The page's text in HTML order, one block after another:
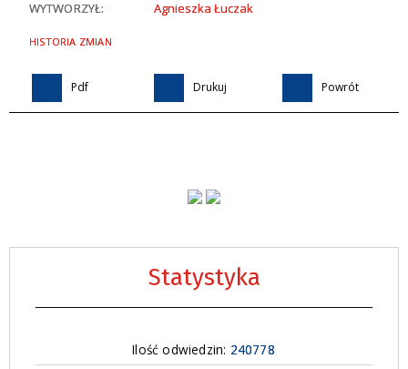
Statystyka
Ilość odwiedzin: 240778
WYTWORZYŁ:
Agnieszka Łuczak
HISTORIA ZMIAN
Pdf Drukuj Powrót